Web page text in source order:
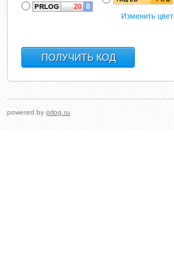
Изменить цвет
powered by prlog.ru